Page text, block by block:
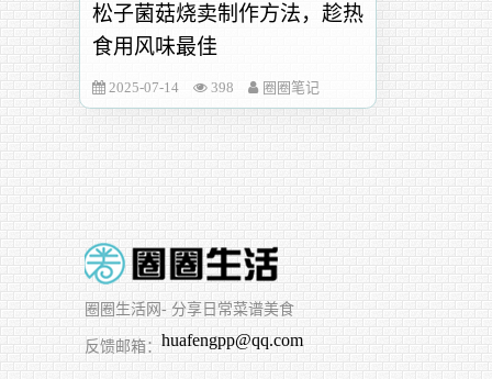
松子菌菇烧卖制作方法，趁热
食用风味最佳
2025-07-14 398 圈圈笔记
圈圈生活网 - 分享日常菜谱美食
反馈邮箱： huafengpp@qq.com